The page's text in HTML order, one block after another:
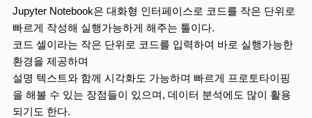
Jupyter Notebook은 대화형 인터페이스로 코드를 작은 단위로
빠르게 작성해 실행가능하게 해주는 툴이다.
코드 셀이라는 작은 단위로 코드를 입력하여 바로 실행가능한
환경을 제공하며
설명 텍스트와 함께 시각화도 가능하며 빠르게 프로토타이핑
을 해볼 수 있는 장점들이 있으며, 데이터 분석에도 많이 활용
되기도 한다.